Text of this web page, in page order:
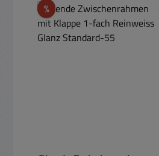
%Rabatt